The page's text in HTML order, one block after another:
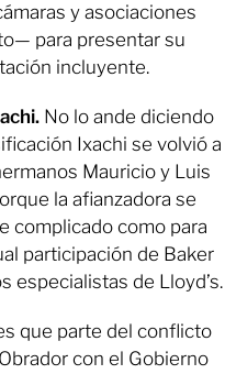
y asociaciones
para presentar su
incluyente.
No lo ande diciendo
Ixachi se volvió a
Mauricio y Luis
la afianzadora se
complicado como para
participación de Baker
especialistas de Lloyd’s.
que parte del conflicto
con el Gobierno